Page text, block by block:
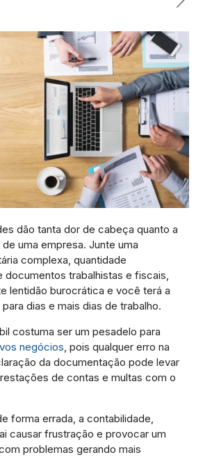
dão tanta dor de cabeça quanto a
uma empresa. Junte uma
complexa, quantidade
documentos trabalhistas e fiscais,
lentidão burocrática e você terá a
dias e mais dias de trabalho.
costuma ser um pesadelo para
negócios, pois qualquer erro na
da documentação pode levar
de contas e multas com o
forma errada, a contabilidade,
causar frustração e provocar um
problemas gerando mais